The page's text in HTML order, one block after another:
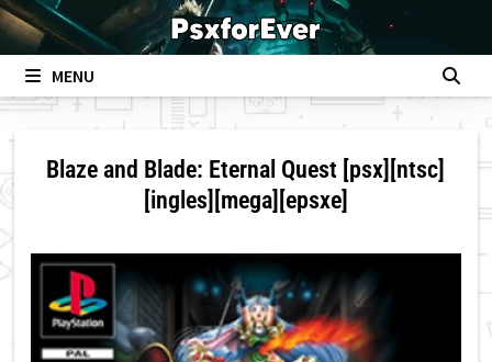
Skip
to
contentMENU
Blaze and Blade: Eternal Quest [psx][ntsc]
[ingles][mega][epsxe]